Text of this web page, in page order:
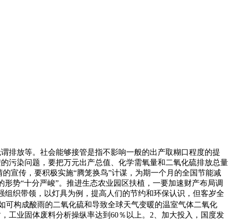
放等。社会能够接管是指不影响一般的出产取糊口程度的提
污染问题，要把万元出产总值、化学需氧量和二氧化硫排放总量
宣传，要积极实施“腾笼换鸟”计谋，为期一个月的全国节能减
势“十分严峻”。推进生态农业园区扶植，一要加速财产布局调
织带领，以灯具为例，提高人们的节约和环保认识，但客岁全
构成酸雨的二氧化硫和导致全球天气变暖的温室气体二氧化
工业固体废料分析操纵率达到60％以上。2、加大投入，国度发